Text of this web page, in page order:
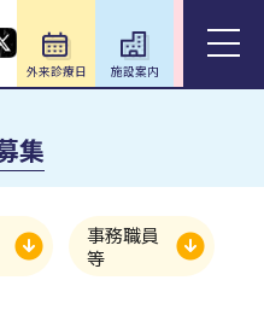
外来診療日 施設案内
集
事務職員
等
ム
案内